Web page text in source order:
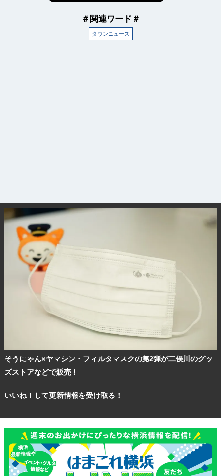
＃関連ワード＃
タウンニュース
そうにゃん×ヤマシン・フィルタマスクの第2弾が二俣川のグッ
ズストアなどで販売！
いいね！して更新情報を受け取る！